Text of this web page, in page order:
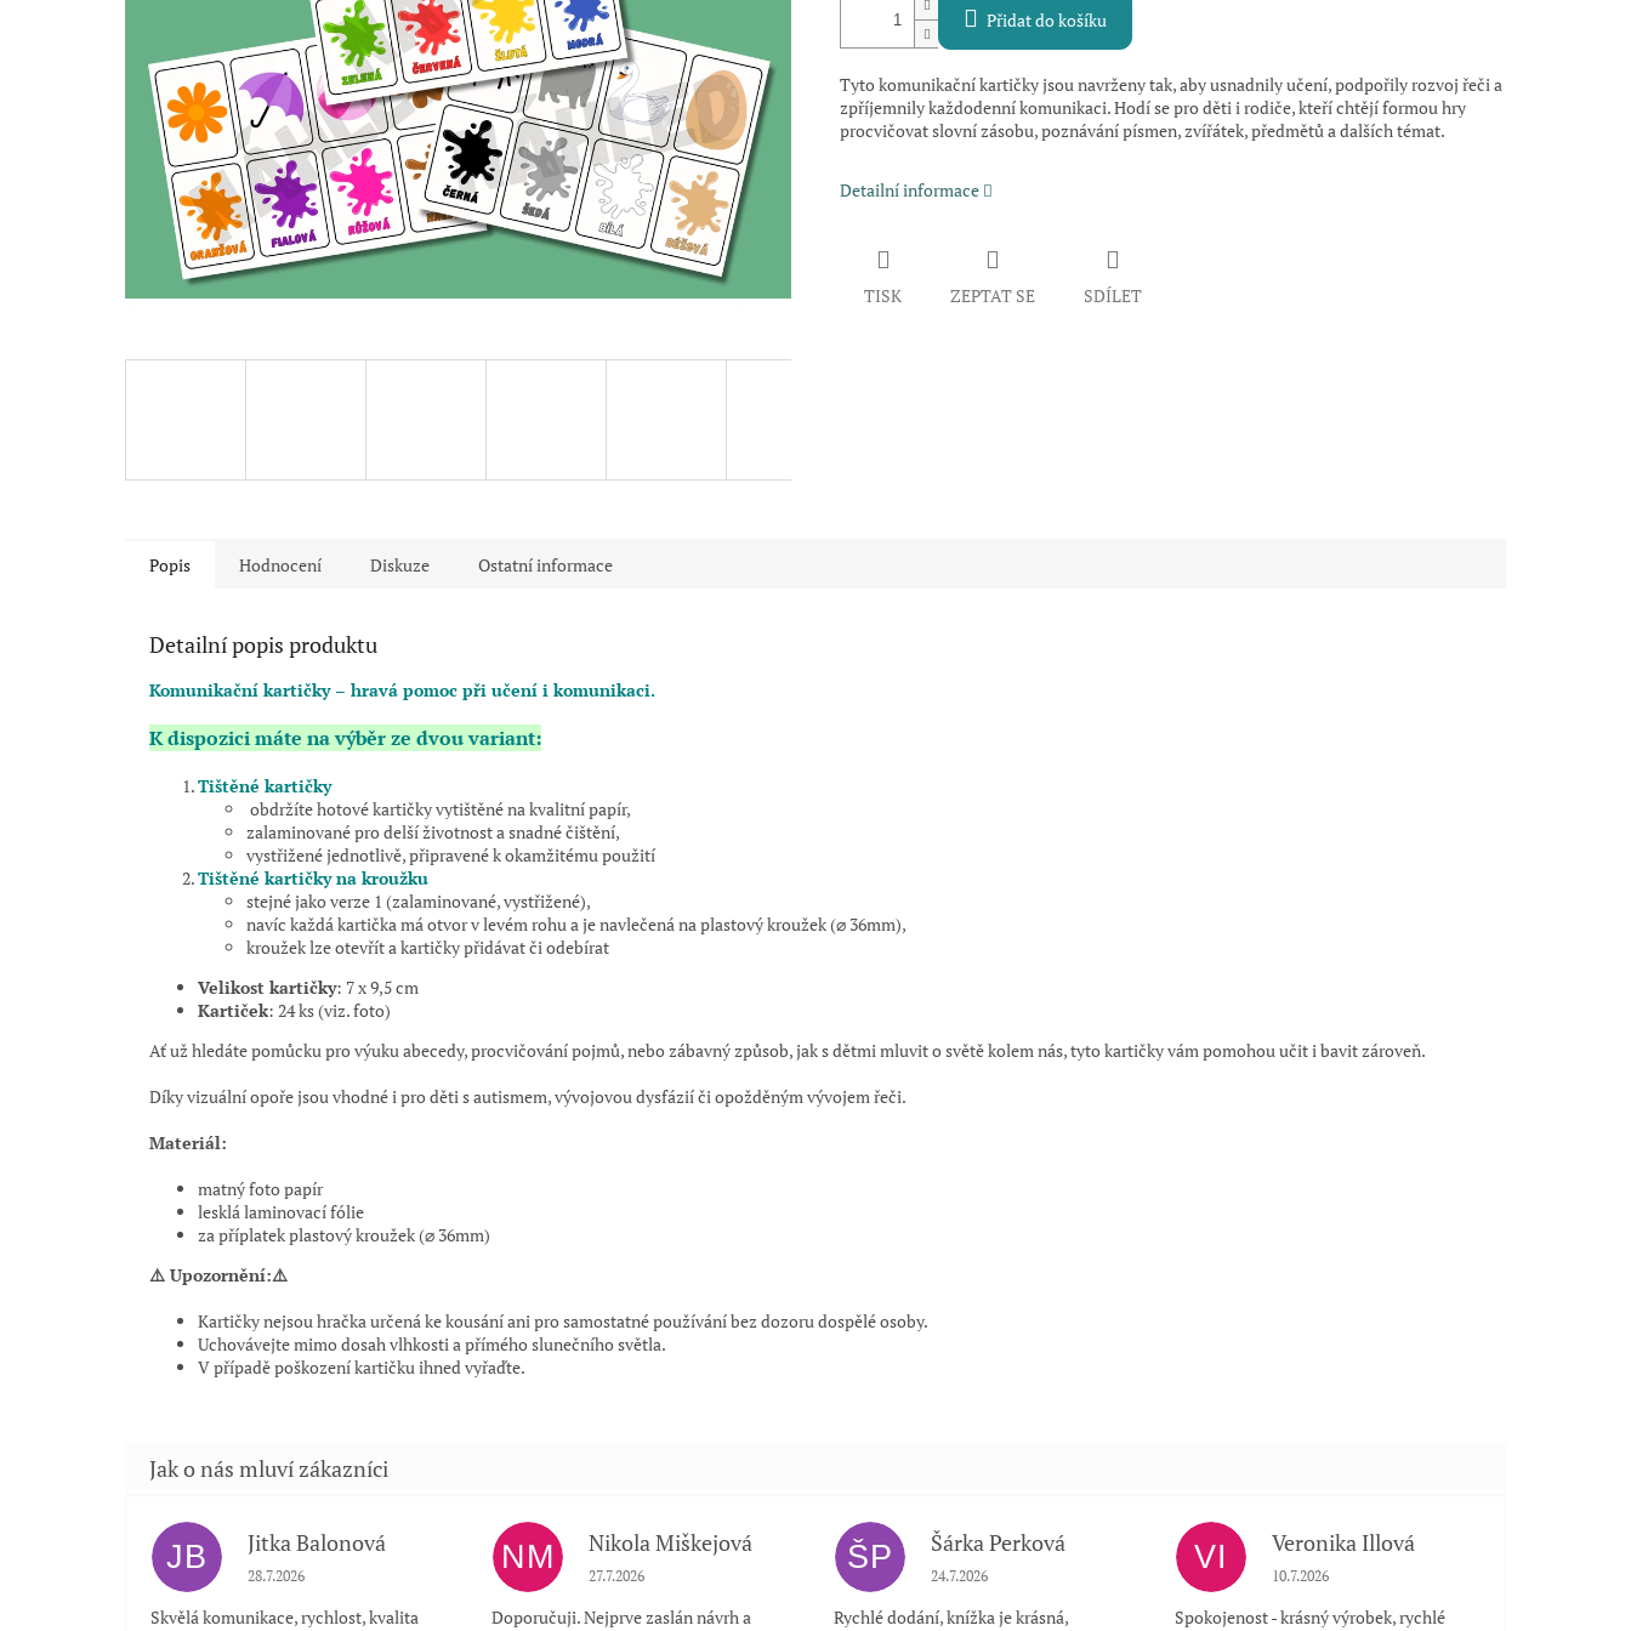
Přidat do košíku
Tyto komunikační kartičky jsou navrženy tak, aby usnadnily učení, podpořily rozvoj řeči a
zpříjemnily každodenní komunikaci. Hodí se pro děti i rodiče, kteří chtějí formou hry
procvičovat slovní zásobu, poznávání písmen, zvířátek, předmětů a dalších témat.
Detailní informace
TISK ZEPTAT SE SDÍLET
Popis Hodnocení Diskuze Ostatní informace
Detailní popis produktu
Komunikační kartičky – hravá pomoc při učení i komunikaci.
K dispozici máte na výběr ze dvou variant:
Tištěné kartičky
obdržíte hotové kartičky vytištěné na kvalitní papír,
zalaminované pro delší životnost a snadné čištění,
vystřižené jednotlivě, připravené k okamžitému použití
Tištěné kartičky na kroužku
stejné jako verze 1 (zalaminované, vystřižené),
navíc každá kartička má otvor v levém rohu a je navlečená na plastový kroužek (⌀ 36mm),
kroužek lze otevřít a kartičky přidávat či odebírat
Velikost kartičky: 7 x 9,5 cm
Kartiček: 24 ks (viz. foto)
Ať už hledáte pomůcku pro výuku abecedy, procvičování pojmů, nebo zábavný způsob, jak s dětmi mluvit o světě kolem nás, tyto kartičky vám pomohou učit i bavit zároveň.
Díky vizuální opoře jsou vhodné i pro děti s autismem, vývojovou dysfázií či opožděným vývojem řeči.
Materiál:
matný foto papír
lesklá laminovací fólie
za příplatek plastový kroužek (⌀ 36mm)
⚠️ Upozornění:⚠️
Kartičky nejsou hračka určená ke kousání ani pro samostatné používání bez dozoru dospělé osoby.
Uchovávejte mimo dosah vlhkosti a přímého slunečního světla.
V případě poškození kartičku ihned vyřaďte.
JB Jitka Balonová
Hodnocení obchodu je 5 z 5 hvězdiček.
28.7.2026
Skvělá komunikace, rychlost, kvalita
NM Nikola Miškejová
Hodnocení obchodu je 5 z 5 hvězdiček.
27.7.2026
Doporučuji. Nejprve zaslán návrh a
ŠP Šárka Perková
Hodnocení obchodu je 5 z 5 hvězdiček.
24.7.2026
Rychlé dodání, knížka je krásná,
VI Veronika Illová
Hodnocení obchodu je 5 z 5 hvězdiček.
10.7.2026
Spokojenost - krásný výrobek, rychlé